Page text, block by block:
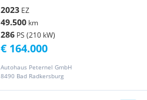
2023 EZ
49.500 km
286 PS (210 kW)
Autohaus Peternel GmbH
8490 Bad Radkersburg
€ 164.000